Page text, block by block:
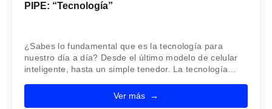
PIPE: “Tecnología”
¿Sabes lo fundamental que es la tecnología para
nuestro día a día? Desde el último modelo de celular
inteligente, hasta un simple tenedor. La tecnología…
Ver más